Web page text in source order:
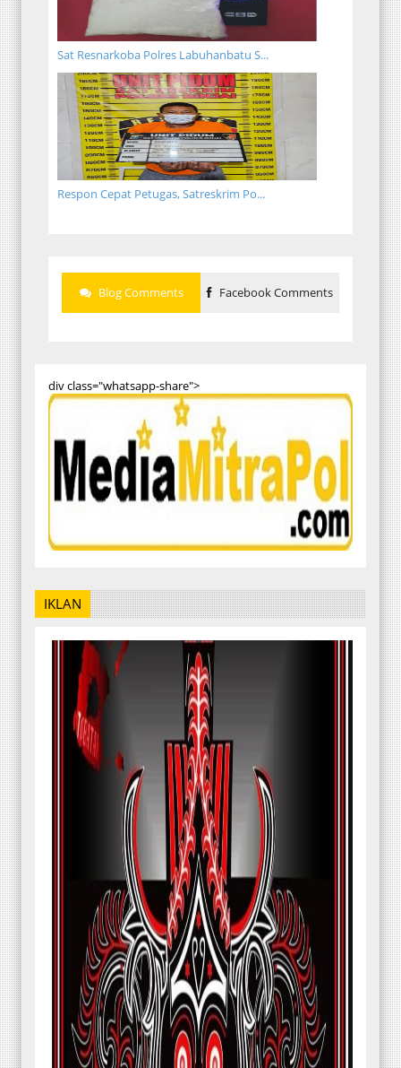
Sat Resnarkoba Polres Labuhanbatu S...
Respon Cepat Petugas, Satreskrim Po...
Blog Comments Facebook Comments
div class="whatsapp-share">
IKLAN